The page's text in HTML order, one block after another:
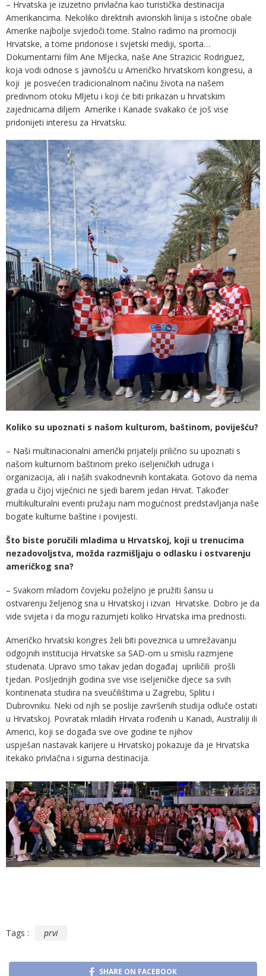
– Hrvatska je izuzetno privlačna kao turistička destinacija
Amerikancima. Nekoliko direktnih avionskih linija s istočne obale
Amerike najbolje svjedoči tome. Stalno radimo na promociji
Hrvatske, a tome pridonose i svjetski mediji, sporta…
Dokumentarni film Ane Mljecka, naše Ane Strazicic Rodriguez,
koja vodi odnose s javnošću u Američko hrvatskom kongresu, a
koji je posvećen tradicionalnom načinu života na našem
predivnom otoku Mljetu i koji će biti prikazan u hrvatskim
zajednicama diljem Amerike i Kanade svakako će još vise
pridonijeti interesu za Hrvatsku.
Koliko su upoznati s našom kulturom, baštinom, poviješću?
– Naši multinacionalni američki prijatelji prilično su upoznati s
našom kulturnom baštinom preko iseljeničkih udruga i
organizacija, ali i naših svakodnevnih kontakata. Gotovo da nema
grada u čijoj vijećnici ne sjedi barem jedan Hrvat. Također
multikulturalni eventi pružaju nam mogućnost predstavljanja naše
bogate kulturne baštine i povijesti.
Što biste poručili mladima u Hrvatskoj, koji u trenucima
nezadovoljstva, možda razmišljaju o odlasku i ostvarenju
američkog sna?
– Svakom mladom čovjeku poželjno je pružiti šansu u
ostvarenju željenog sna u Hrvatskoj i izvan Hrvatske. Dobro je da
vide svijeta i da mogu razumjeti koliko Hrvatska ima prednosti.
Američko hrvatski kongres želi biti poveznica u umrežavanju
odgojnih institucija Hrvatske sa SAD-om u smislu razmjene
studenata. Upravo smo takav jedan događaj upriličili prošli
tjedan. Posljednjih godina sve vise iseljeničke djece sa svih
kontinenata studira na sveučilištima u Zagrebu, Splitu i
Dubrovniku. Neki od njih se poslije završenih studija odluče ostati
u Hrvatskoj. Povratak mladih Hrvata rođenih u Kanadi, Australiji ili
Americi, koji se događa sve ove godine te njihov
uspješan nastavak karijere u Hrvatskoj pokazuje da je Hrvatska
itekako privlačna i sigurna destinacija.
Tags : prvi
SHARE ON FACEBOOK